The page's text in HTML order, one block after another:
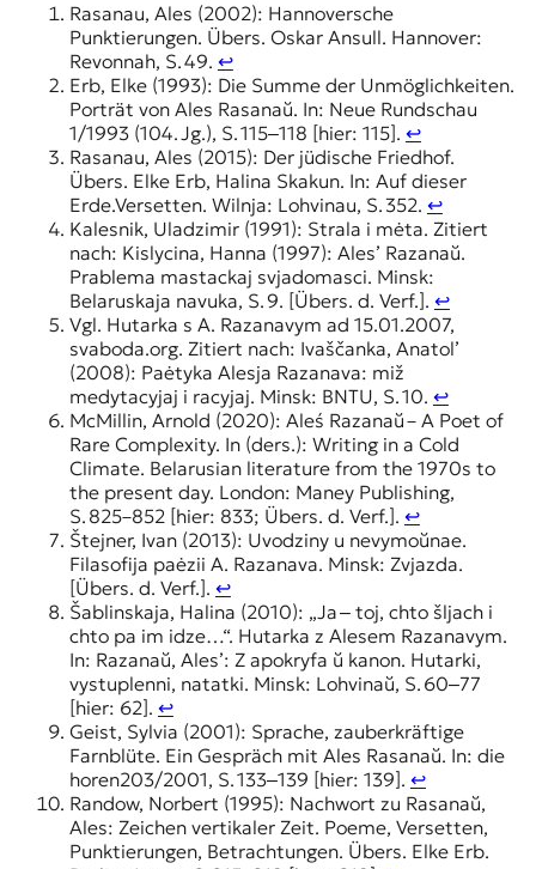
Rasanau, Ales (2002): Hannoversche
Punktierungen. Übers. Oskar Ansull. Hannover:
Revonnah, S. 49. ↩︎
Erb, Elke (1993): Die Summe der Unmöglichkeiten.
Porträt von Ales Rasanaŭ. In: Neue Rundschau
1/1993 (104. Jg.), S. 115‒118 [hier: 115]. ↩︎
Rasanau, Ales (2015): Der jüdische Friedhof.
Übers. Elke Erb, Halina Skakun. In: Auf dieser
Erde.Versetten. Wilnja: Lohvinau, S. 352. ↩︎
Kalesnik, Uladzimir (1991): Strala i mėta. Zitiert
nach: Kislycina, Hanna (1997): Ales’ Razanaŭ.
Prablema mastackaj svjadomasci. Minsk:
Belaruskaja navuka, S. 9. [Übers. d. Verf.]. ↩︎
Vgl. Hutarka s A. Razanavym ad 15.01.2007,
svaboda.org. Zitiert nach: Ivaščanka, Anatol’
(2008): Paėtyka Alesja Razanava: miž
medytacyjaj i racyjaj. Minsk: BNTU, S. 10. ↩︎
McMillin, Arnold (2020): Aleś Razanaŭ – A Poet of
Rare Complexity. In (ders.): Writing in a Cold
Climate. Belarusian literature from the 1970s to
the present day. London: Maney Publishing,
S. 825–852 [hier: 833; Übers. d. Verf.]. ↩︎
Štejner, Ivan (2013): Uvodziny u nevymoŭnae.
Filasofija paėzii A. Razanava. Minsk: Zvjazda.
[Übers. d. Verf.]. ↩︎
Šablinskaja, Halina (2010): „Ja ‒ toj, chto šljach i
chto pa im idze…“. Hutarka z Alesem Razanavym.
In: Razanaŭ, Ales’: Z apokryfa ŭ kanon. Hutarki,
vystuplenni, natatki. Minsk: Lohvinaŭ, S. 60‒77
[hier: 62]. ↩︎
Geist, Sylvia (2001): Sprache, zauberkräftige
Farnblüte. Ein Gespräch mit Ales Rasanaŭ. In: die
horen203/2001, S. 133‒139 [hier: 139]. ↩︎
Randow, Norbert (1995): Nachwort zu Rasanaŭ,
Ales: Zeichen vertikaler Zeit. Poeme, Versetten,
Punktierungen, Betrachtungen. Übers. Elke Erb.